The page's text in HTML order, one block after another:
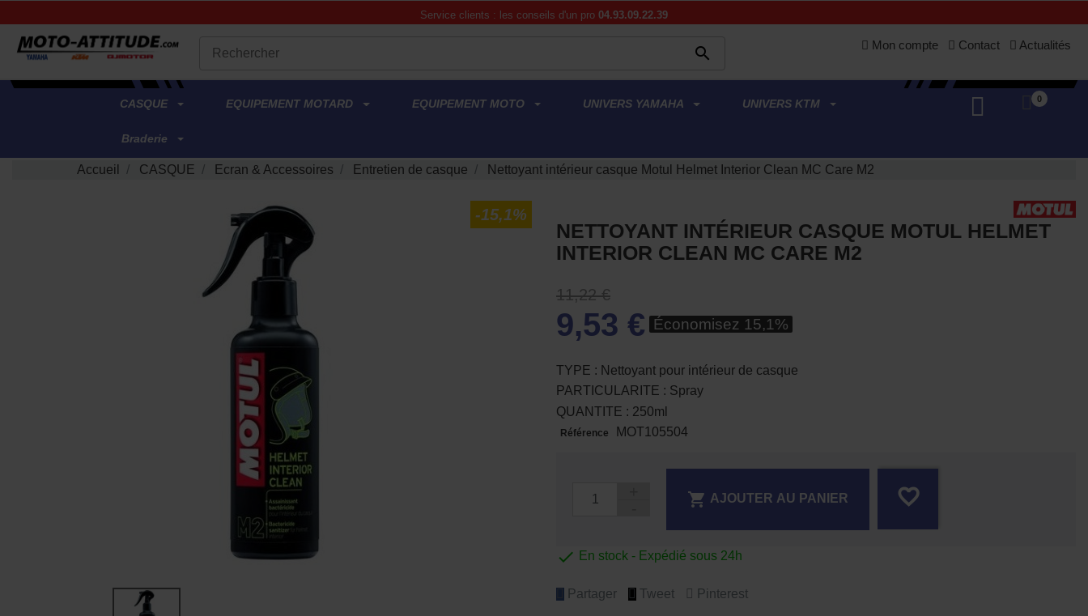
Service clients : les conseils d'un pro 04.93.09.22.39
 Mon compte Contact Actualités
.
CASQUE EQUIPEMENT MOTARD EQUIPEMENT MOTO UNIVERS YAMAHA UNIVERS KTM
Braderie
0
Accueil CASQUE Ecran & Accessoires Entretien de casque Nettoyant intérieur casque Motul Helmet Interior Clean MC Care M2
-15,1%
NETTOYANT INTÉRIEUR CASQUE MOTUL HELMET
INTERIOR CLEAN MC CARE M2
11,22 €
9,53 € Économisez 15,1%
TYPE : Nettoyant pour intérieur de casque
PARTICULARITE : Spray
QUANTITE : 250ml
Référence MOT105504
 AJOUTER AU PANIER favorite_border
 En stock - Expédié sous 24h
Partager Tweet Pinterest